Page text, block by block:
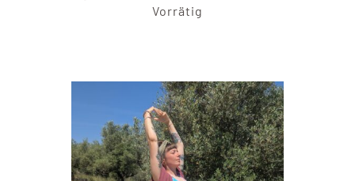
Vorrätig